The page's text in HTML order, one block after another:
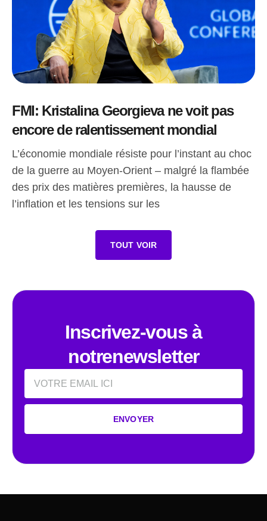
FMI: Kristalina Georgieva ne voit pas
encore de ralentissement mondial
L’économie mondiale résiste pour l’instant au choc
de la guerre au Moyen-Orient – malgré la flambée
des prix des matières premières, la hausse de
l’inflation et les tensions sur les
TOUT VOIR
Inscrivez-vous à
notrenewsletter
Email
ENVOYER